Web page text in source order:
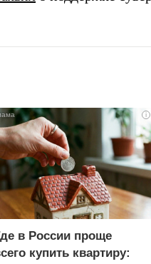
i
в России проще
купить квартиру: